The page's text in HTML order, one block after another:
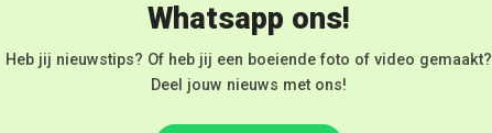
Whatsapp ons!
Heb jij nieuwstips? Of heb jij een boeiende foto of video gemaakt?
Deel jouw nieuws met ons!